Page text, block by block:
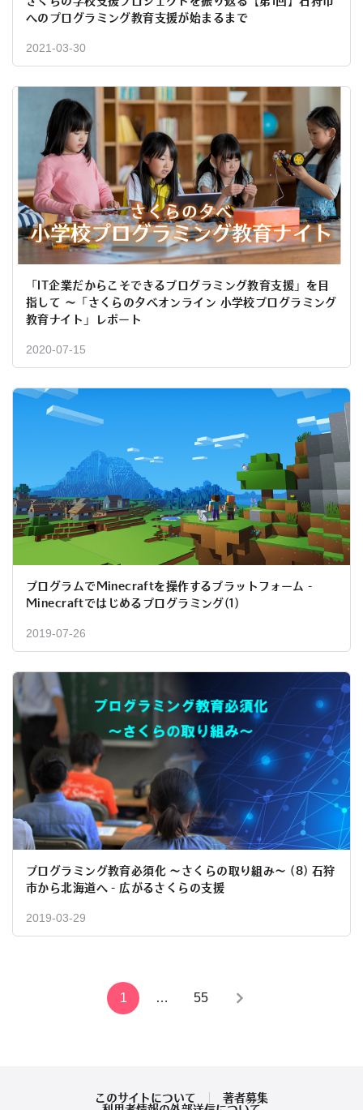
へのプログラミング教育支援が始まるまで
2021-03-30
「IT企業だからこそできるプログラミング教育支援」を目
指して 〜「さくらの夕べオンライン 小学校プログラミング
教育ナイト」レポート
2020-07-15
プログラムでMinecraftを操作するプラットフォーム -
Minecraftではじめるプログラミング(1)
2019-07-26
プログラミング教育必須化 ～さくらの取り組み～ (8) 石狩
市から北海道へ - 広がるさくらの支援
2019-03-29
1 … 55
このサイトについて
著者募集